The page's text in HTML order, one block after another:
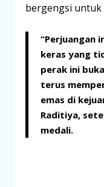
bergengsi
“Perjuangan
keras yang
perak ini
terus
emas di
Raditiya,
medali.